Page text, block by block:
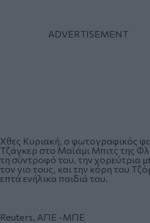
Χθες Κυριακή, ο φωτογραφικός
Τζάγκερ στο Μαϊάμι Μπιτς της
τη σύντροφό του, την χορεύτρια
τον γιο τους, και την κόρη του
επτά ενήλικα παιδιά του.
Reuters, ΑΠΕ -ΜΠΕ